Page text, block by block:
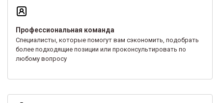
Профессиональная команда
Специалисты, которые помогут вам сэкономить, подобрать
более подходящие позиции или проконсультировать по
любому вопросу